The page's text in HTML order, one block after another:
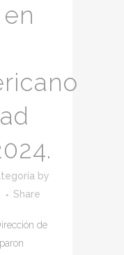
by
Share
de